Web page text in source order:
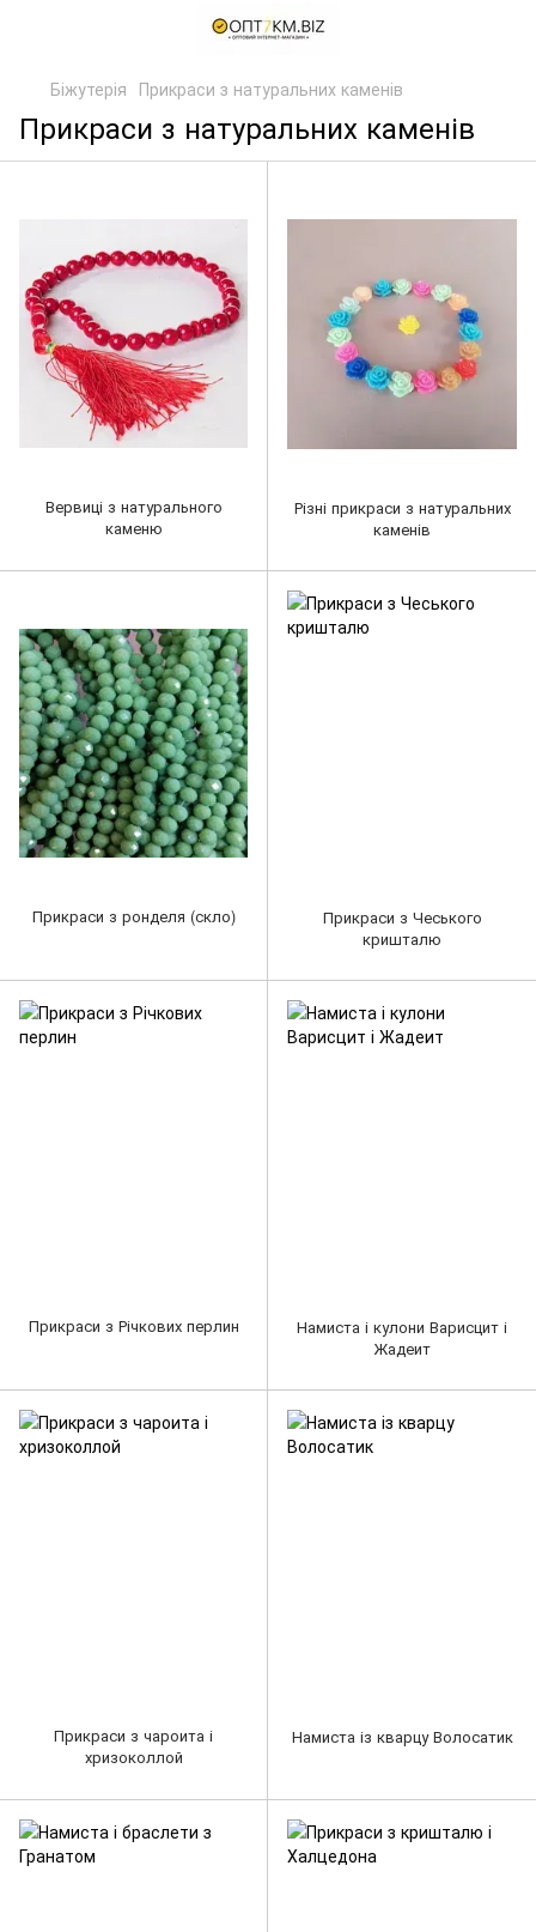
Біжутерія Прикраси з натуральних каменів
Прикраси з натуральних каменів
Вервиці з натурального
каменю
Різні прикраси з натуральних
каменів
Прикраси з ронделя (скло)
Прикраси з Чеського
кришталю
Прикраси з Річкових перлин
Намиста і кулони Варисцит і
Жадеит
Прикраси з чароита і
хризоколлой
Намиста із кварцу Волосатик